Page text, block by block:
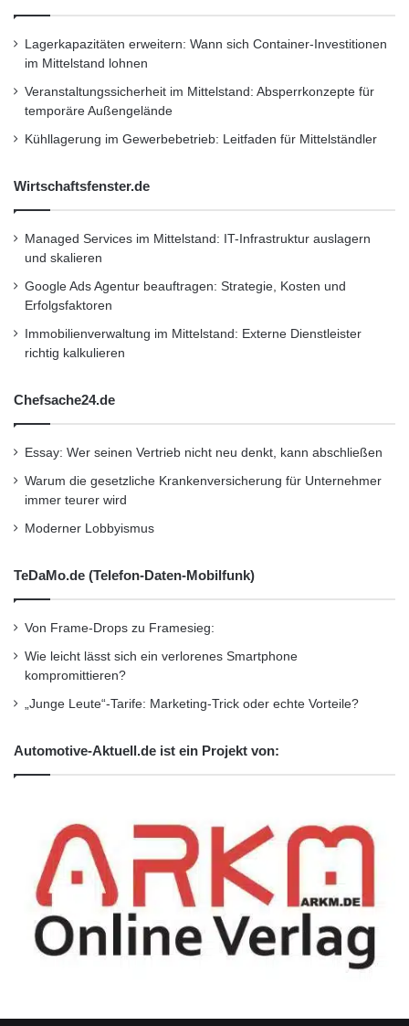
Lagerkapazitäten erweitern: Wann sich Container-Investitionen
im Mittelstand lohnen
Veranstaltungssicherheit im Mittelstand: Absperrkonzepte für
temporäre Außengelände
Kühllagerung im Gewerbebetrieb: Leitfaden für Mittelständler
Wirtschaftsfenster.de
Managed Services im Mittelstand: IT-Infrastruktur auslagern
und skalieren
Google Ads Agentur beauftragen: Strategie, Kosten und
Erfolgsfaktoren
Immobilienverwaltung im Mittelstand: Externe Dienstleister
richtig kalkulieren
Chefsache24.de
Essay: Wer seinen Vertrieb nicht neu denkt, kann abschließen
Warum die gesetzliche Krankenversicherung für Unternehmer
immer teurer wird
Moderner Lobbyismus
TeDaMo.de (Telefon-Daten-Mobilfunk)
Von Frame-Drops zu Framesieg:
Wie leicht lässt sich ein verlorenes Smartphone
kompromittieren?
„Junge Leute“-Tarife: Marketing-Trick oder echte Vorteile?
Automotive-Aktuell.de ist ein Projekt von: